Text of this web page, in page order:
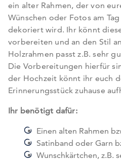
ein alter Rahmen, der von
Wünschen oder Fotos am
dekoriert wird. Ihr könnt
vorbereiten und an den Stil
Holzrahmen passt z.B. sehr
Die Vorbereitungen hierfür
der Hochzeit könnt ihr euch
Erinnerungsstück zuhause
Ihr benötigt dafür:
Einen alten Rahmen
Satinband oder Garn
Wunschkärtchen, z.B.